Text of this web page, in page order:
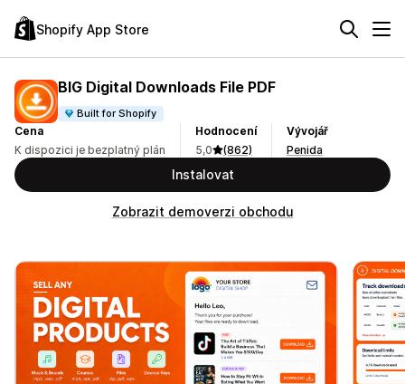
Shopify App Store
BIG Digital Downloads File PDF
Built for Shopify
Cena
K dispozici je bezplatný plán
Hodnocení
5,0
(862)
Vývojář
Penida
Instalovat
Zobrazit demoverzi obchodu